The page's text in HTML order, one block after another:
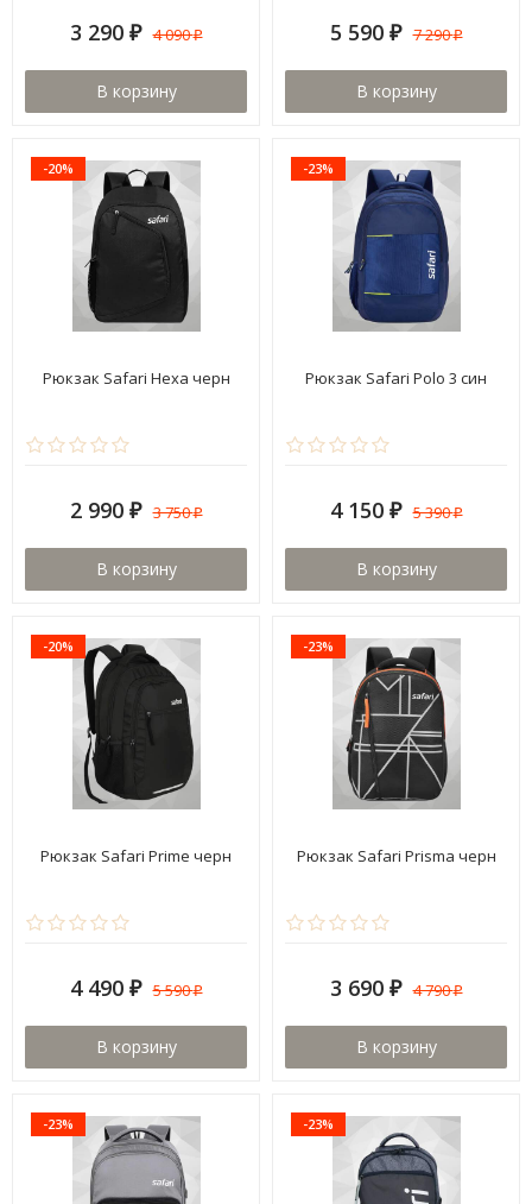
3 290 ₽ 4 090₽
В корзину
5 590 ₽ 7 290₽
В корзину
-20%
Рюкзак Safari Hexa черн
2 990 ₽ 3 750₽
В корзину
-23%
Рюкзак Safari Polo 3 син
4 150 ₽ 5 390₽
В корзину
-20%
Рюкзак Safari Prime черн
4 490 ₽ 5 590₽
В корзину
-23%
Рюкзак Safari Prisma черн
3 690 ₽ 4 790₽
В корзину
-23% -23%